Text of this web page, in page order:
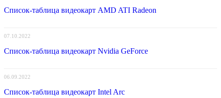
о
Список-таблица видеокарт AMD ATI Radeon
07.10.2022
Список-таблица видеокарт Nvidia GeForce
06.09.2022
Список-таблица видеокарт Intel Arc